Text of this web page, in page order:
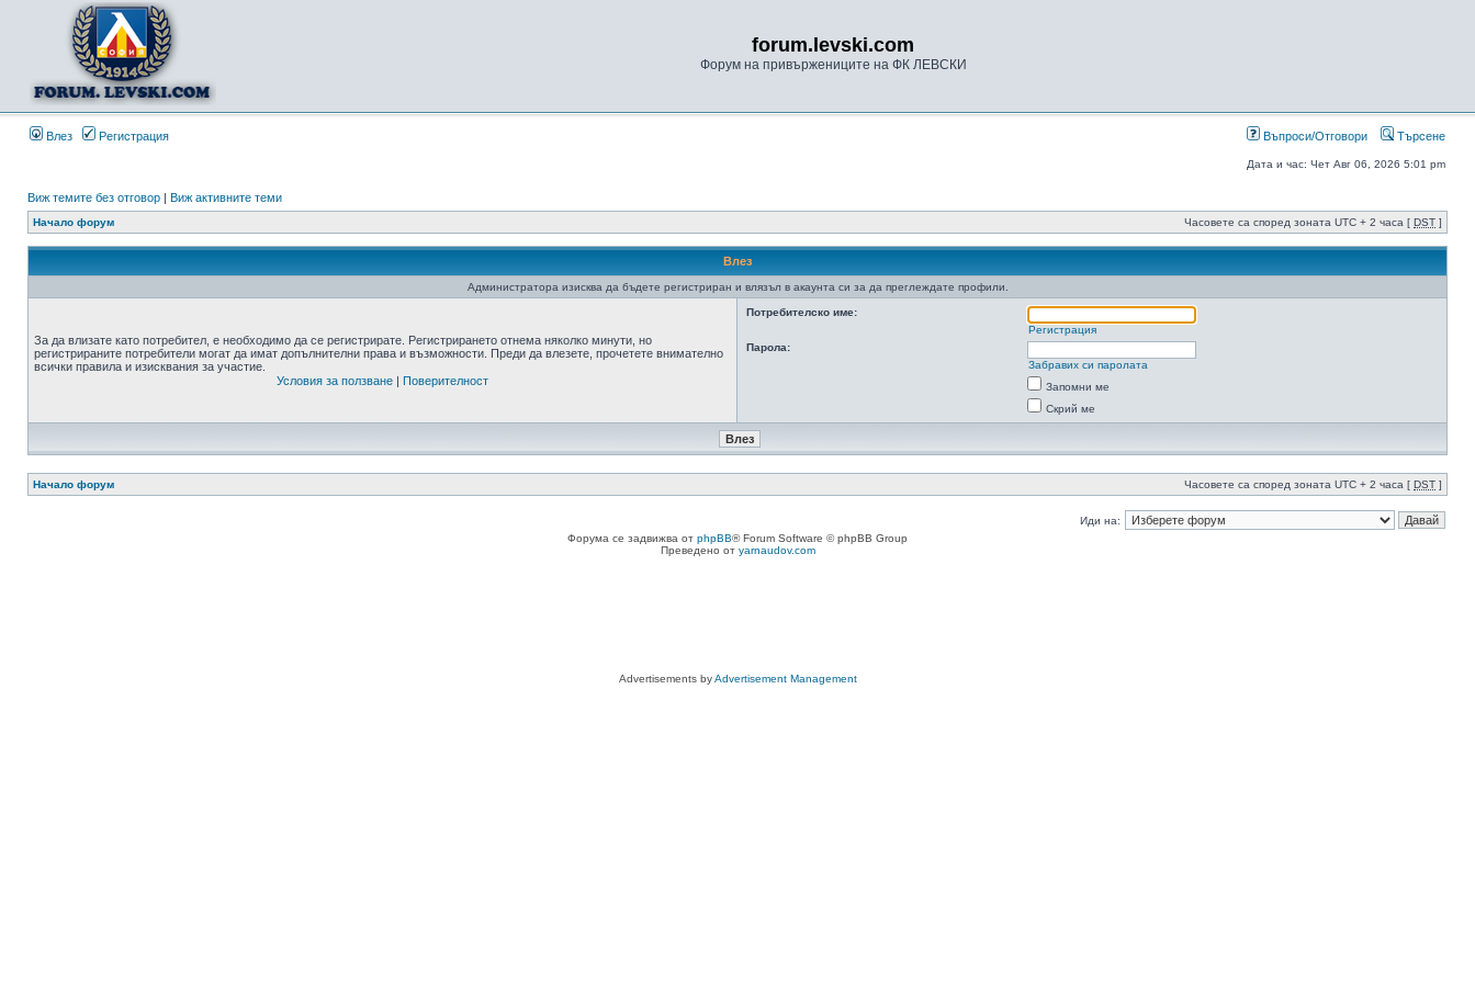
forum.levski.com
Форум на привържениците на ФК ЛЕВСКИ
Влез Регистрация Въпроси/Отговори Търсене
Дата и час: Чет Авг 06, 2026 5:01 pm
Виж темите без отговор | Виж активните теми
Начало форум Часовете са според зоната UTC + 2 часа [ DST ]
Влез
Администратора изисква да бъдете регистриран и влязъл в акаунта си за да преглеждате профили.
За да влизате като потребител, е необходимо да се регистрирате. Регистрирането отнема няколко минути, но
регистрираните потребители могат да имат допълнителни права и възможности. Преди да влезете, прочетете внимателно
всички правила и изисквания за участие.
Условия за ползване | Поверителност
Потребителско име:
Регистрация
Парола:
Забравих си паролата
Запомни ме
Скрий ме
Начало форум Часовете са според зоната UTC + 2 часа [ DST ]
Иди на:
Форума се задвижва от phpBB® Forum Software © phpBB Group
Преведено от yarnaudov.com
Advertisements byAdvertisement Management